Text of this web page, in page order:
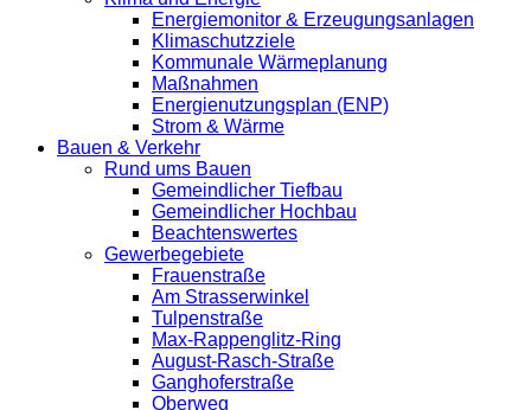
Energiemonitor & Erzeugungsanlagen
Klimaschutzziele
Kommunale Wärmeplanung
Maßnahmen
Energienutzungsplan (ENP)
Strom & Wärme
Bauen & Verkehr
Rund ums Bauen
Gemeindlicher Tiefbau
Gemeindlicher Hochbau
Beachtenswertes
Gewerbegebiete
Frauenstraße
Am Strasserwinkel
Tulpenstraße
Max-Rappenglitz-Ring
August-Rasch-Straße
Ganghoferstraße
Oberweg